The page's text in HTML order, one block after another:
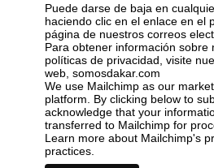
Puede darse de baja en
haciendo clic en el enlace en el
página de nuestros correos
Para obtener información sobre
políticas de privacidad, visite
web, somosdakar.com
We use Mailchimp as our
platform. By clicking below to
acknowledge that your
transferred to Mailchimp for
Learn more about Mailchimp's
practices.